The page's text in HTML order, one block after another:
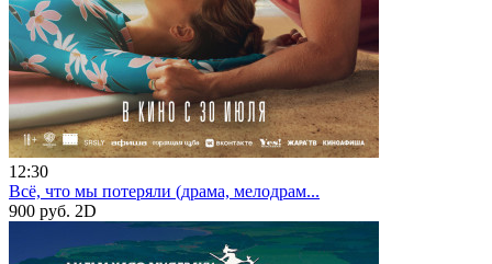
12:30
Всё, что мы потеряли (драма, мелодрам...
900 руб. 2D